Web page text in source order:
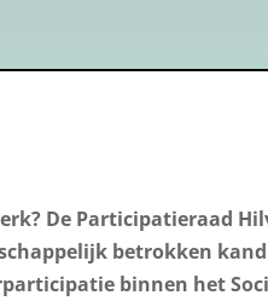
De Participatieraad
betrokken
binnen het